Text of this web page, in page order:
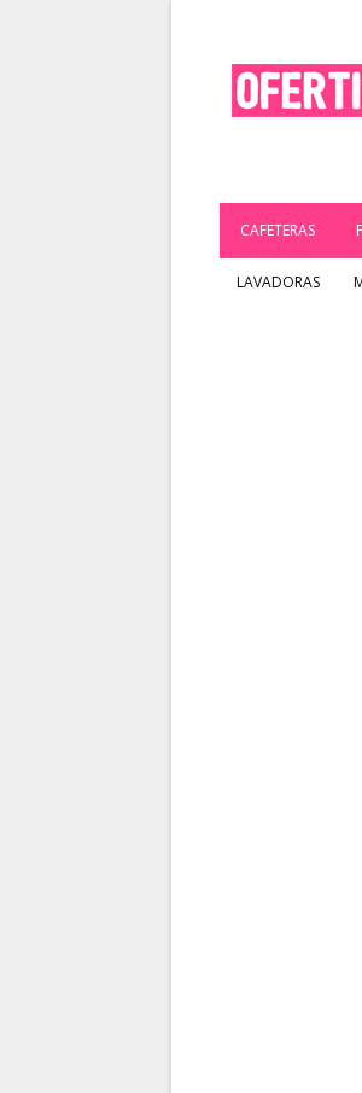
CAFETERAS
LAVADORAS